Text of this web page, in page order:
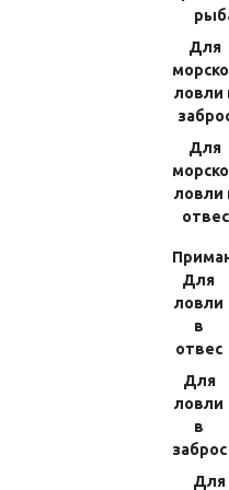
Дизайн кноба без
Daiwa: 12 Tail Monster
Basia 25 QD5 14
QD 15PE 14 IGNIS TYPE-
14 IGNIS TYPE-R 2505H
3000H-LBD 14 IMPULT
PRESSO 2025C 14
Для
ловли
Для
ловли
отвес
Для
ловли
в
отвес
Для
ловли
в
заброс
Для